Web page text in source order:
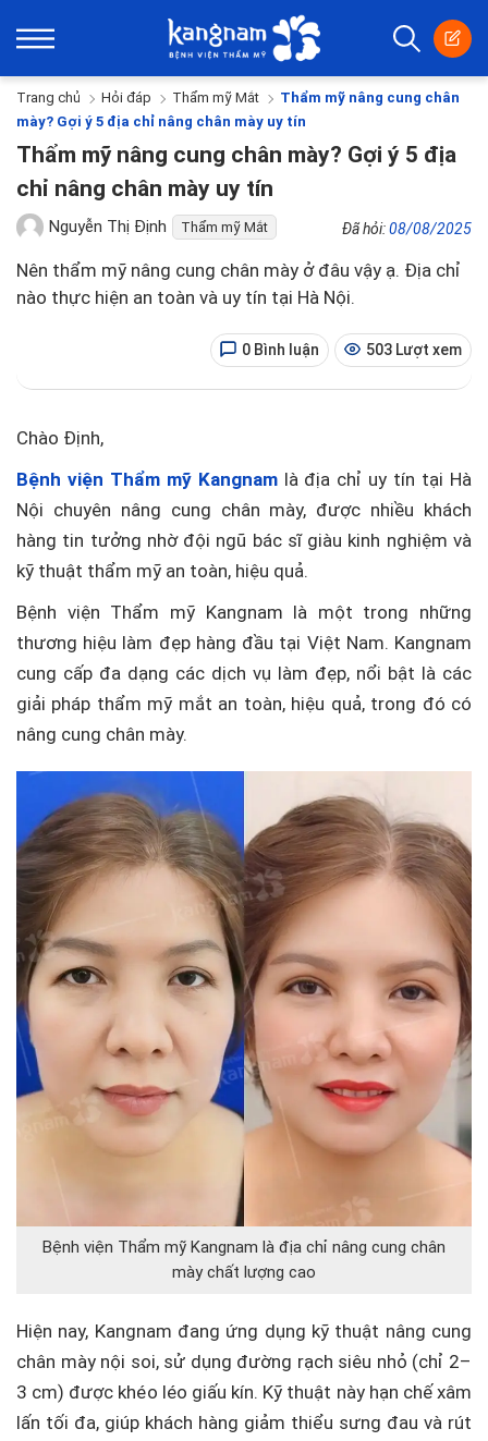
Trang chủ Hỏi đáp Thẩm mỹ Mắt
Thẩm mỹ nâng cung chân
mày? Gợi ý 5 địa chỉ nâng chân mày uy tín
Thẩm mỹ nâng cung chân mày? Gợi ý 5 địa
chỉ nâng chân mày uy tín
Nguyễn Thị Định Thẩm mỹ Mắt Đã hỏi:08/08/2025
Nên thẩm mỹ nâng cung chân mày ở đâu vậy ạ. Địa chỉ
nào thực hiện an toàn và uy tín tại Hà Nội.
0 Bình luận 503 Lượt xem
Chào Định,
Bệnh viện Thẩm mỹ Kangnamlà địa chỉ uy tín tại Hà
Nội chuyên nâng cung chân mày, được nhiều khách
hàng tin tưởng nhờ đội ngũ bác sĩ giàu kinh nghiệm và
kỹ thuật thẩm mỹ an toàn, hiệu quả.
Bệnh viện Thẩm mỹ Kangnam là một trong những
thương hiệu làm đẹp hàng đầu tại Việt Nam. Kangnam
cung cấp đa dạng các dịch vụ làm đẹp, nổi bật là các
giải pháp thẩm mỹ mắt an toàn, hiệu quả, trong đó có
nâng cung chân mày.
Bệnh viện Thẩm mỹ Kangnam là địa chỉ nâng cung chân
mày chất lượng cao
Hiện nay, Kangnam đang ứng dụng kỹ thuật nâng cung
chân mày nội soi, sử dụng đường rạch siêu nhỏ (chỉ 2–
3 cm) được khéo léo giấu kín. Kỹ thuật này hạn chế xâm
lấn tối đa, giúp khách hàng giảm thiểu sưng đau và rút